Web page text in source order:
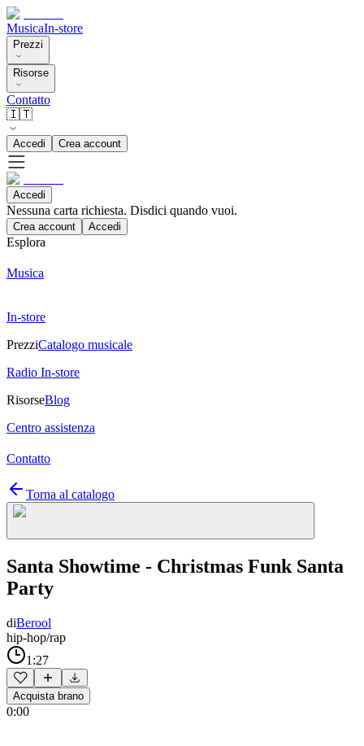
MusicaIn-store
Prezzi
Risorse
Contatto
🇮🇹
Accedi Crea account
Accedi
Nessuna carta richiesta. Disdici quando vuoi.
Crea account Accedi
Esplora
Musica
In-store
PrezziCatalogo musicale
Radio In-store
RisorseBlog
Centro assistenza
Contatto
Torna al catalogo
Santa Showtime - Christmas Funk Santa
Party
diBerool
hip-hop/rap
1:27
Acquista brano
0:00